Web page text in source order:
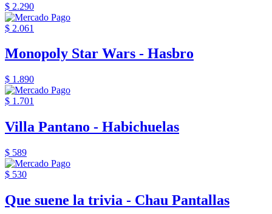
$ 2.290
$ 2.061
Monopoly Star Wars - Hasbro
$ 1.890
$ 1.701
Villa Pantano - Habichuelas
$ 589
$ 530
Que suene la trivia - Chau Pantallas